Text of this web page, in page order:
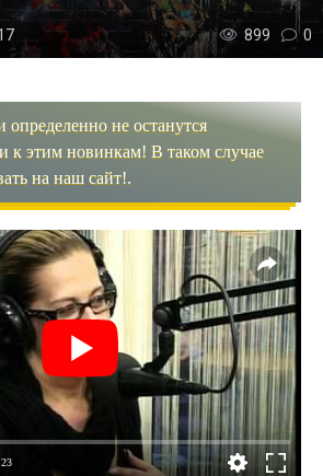
899 0
не останутся
к этим новинкам! В таком случае
на наш сайт!.